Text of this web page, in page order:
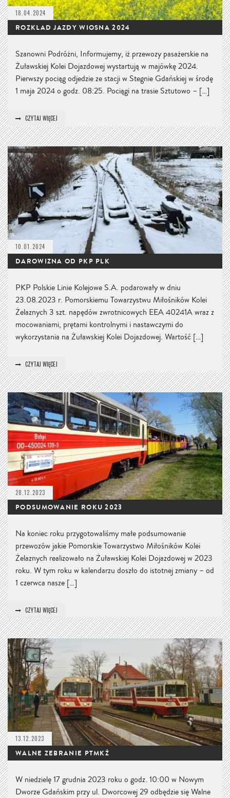
18.04.2024
ROZKŁAD JAZDY WIOSNA 2024
Szanowni Podróżni, Informujemy, iż przewozy pasażerskie na
Żuławskiej Kolei Dojazdowej wystartują w majówkę 2024.
Pierwszy pociąg odjedzie ze stacji w Stegnie Gdańskiej w środę
1 maja 2024 o godz. 08:25. Pociągi na trasie Sztutowo – […]
CZYTAJ WIĘCEJ
10.01.2024
DAROWIZNA OD PKP PLK
PKP Polskie Linie Kolejowe S.A. podarowały w dniu
23.08.2023 r. Pomorskiemu Towarzystwu Miłośników Kolei
Żelaznych 3 szt. napędów zwrotnicowych EEA 40241A wraz z
mocowaniami, prętami kontrolnymi i nastawczymi do
wykorzystania na Żuławskiej Kolei Dojazdowej. Wartość […]
CZYTAJ WIĘCEJ
28.12.2023
PODSUMOWANIE ROKU 2023
Na koniec roku przygotowaliśmy małe podsumowanie
przewozów jakie Pomorskie Towarzystwo Miłośników Kolei
Żelaznych realizowało na Żuławskiej Kolei Dojazdowej w 2023
roku. W tym roku w kalendarzu doszło do istotnej zmiany – od
1 czerwca nasze […]
CZYTAJ WIĘCEJ
13.12.2023
WALNE ZEBRANIE PTMKŻ
W niedzielę 17 grudnia 2023 roku o godz. 10:00 w Nowym
Dworze Gdańskim przy ul. Dworcowej 29 odbędzie się Walne